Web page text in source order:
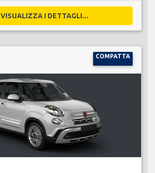
VISUALIZZA I DETTAGLI...
COMPATTA